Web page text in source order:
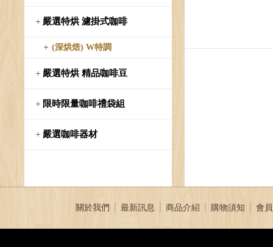
嚴選特烘 濾掛式咖啡
(深烘焙) W特調
嚴選特烘 精品咖啡豆
限時限量咖啡禮袋組
嚴選咖啡器材
關於我們 最新訊息 商品介紹 購物須知 會